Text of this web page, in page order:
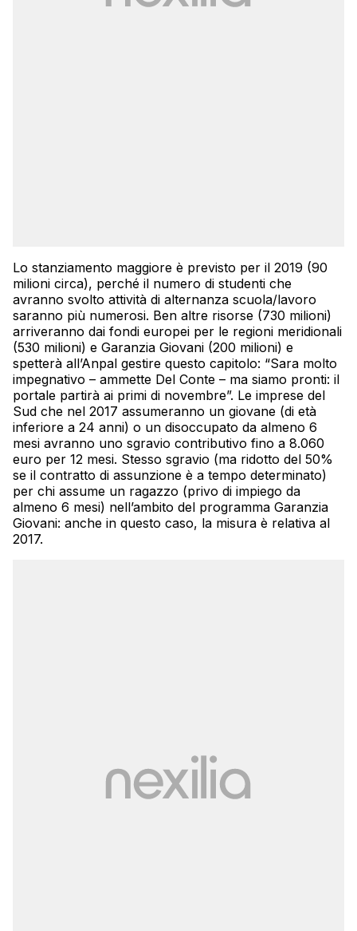
Lo stanziamento maggiore è previsto per il 2019 (90
milioni circa), perché il numero di studenti che
avranno svolto attività di alternanza scuola/lavoro
saranno più numerosi. Ben altre risorse (730 milioni)
arriveranno dai fondi europei per le regioni meridionali
(530 milioni) e Garanzia Giovani (200 milioni) e
spetterà all’Anpal gestire questo capitolo: “Sara molto
impegnativo – ammette Del Conte – ma siamo pronti: il
portale partirà ai primi di novembre”. Le imprese del
Sud che nel 2017 assumeranno un giovane (di età
inferiore a 24 anni) o un disoccupato da almeno 6
mesi avranno uno sgravio contributivo fino a 8.060
euro per 12 mesi. Stesso sgravio (ma ridotto del 50%
se il contratto di assunzione è a tempo determinato)
per chi assume un ragazzo (privo di impiego da
almeno 6 mesi) nell’ambito del programma Garanzia
Giovani: anche in questo caso, la misura è relativa al
2017.